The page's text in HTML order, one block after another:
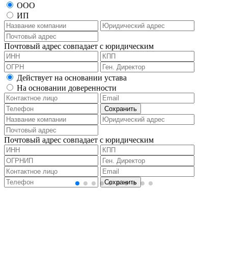
ООО
ИП
Почтовый адрес совпадает с юридическим
Действует на основании устава
На основании доверенности
Почтовый адрес совпадает с юридическим